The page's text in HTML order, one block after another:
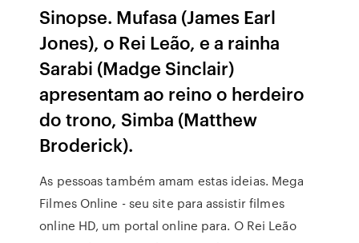
Sinopse. Mufasa (James Earl
Jones), o Rei Leão, e a rainha
Sarabi (Madge Sinclair)
apresentam ao reino o herdeiro
do trono, Simba (Matthew
Broderick).
As pessoas também amam estas ideias. Mega
Filmes Online - seu site para assistir filmes
online HD, um portal online para. O Rei Leão